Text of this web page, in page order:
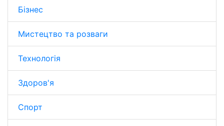
Бізнес
Мистецтво та розваги
Технологія
Здоров'я
Спорт